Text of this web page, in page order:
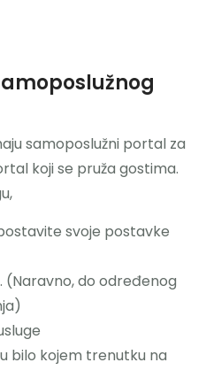
samoposlužni portal za
koji se pruža gostima.
svoje postavke
(Naravno, do određenog
bilo kojem trenutku na